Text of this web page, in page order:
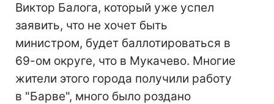
Виктор Балога, который уже успел
заявить, что не хочет быть
министром, будет баллотироваться в
69-ом округе, что в Мукачево. Многие
жители этого города получили работу
в "Барве", много было роздано